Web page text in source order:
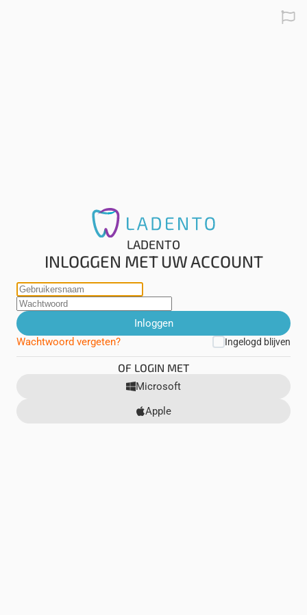
LADENTO
INLOGGEN MET UW ACCOUNT
Gebruikersnaam
Wachtwoord
Inloggen
Wachtwoord vergeten?
Ingelogd blijven
OF LOGIN MET
Microsoft
Apple